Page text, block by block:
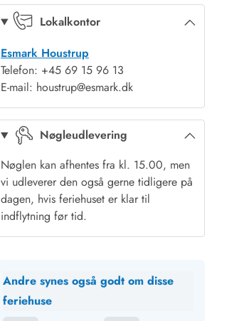
Lokalkontor
Esmark Houstrup
Telefon: +45 69 15 96 13
E-mail: houstrup@esmark.dk
Nøgleudlevering
Nøglen kan afhentes fra kl. 15.00, men
vi udleverer den også gerne tidligere på
dagen, hvis feriehuset er klar til
indflytning før tid.
Andre synes også godt om disse
feriehuse